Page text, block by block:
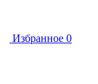
Избранное 0